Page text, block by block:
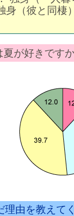
身（彼と同
夏が好きです
理由を教えて